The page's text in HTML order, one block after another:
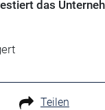
das
Teilen